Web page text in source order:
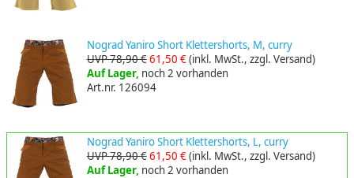
Nograd Yaniro Short Klettershorts, M, curry
UVP 78,90 €61,50 €(inkl. MwSt., zzgl. Versand)
Auf Lager, noch 2 vorhanden
Art.nr. 126094
Nograd Yaniro Short Klettershorts, L, curry
UVP 78,90 €61,50 €(inkl. MwSt., zzgl. Versand)
Auf Lager, noch 2 vorhanden